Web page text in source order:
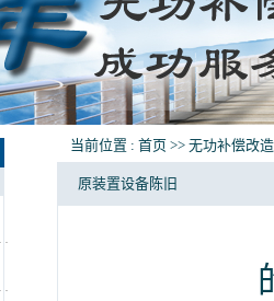
当前位置 : 首页 >> 无功补偿改
原装置设备陈旧